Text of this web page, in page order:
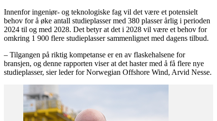
Innenfor ingeniør- og teknologiske fag vil det være et potensielt
behov for å øke antall studieplasser med 380 plasser årlig i perioden
2024 til og med 2028. Det betyr at det i 2028 vil være et behov for
omkring 1 900 flere studieplasser sammenlignet med dagens tilbud.
– Tilgangen på riktig kompetanse er en av flaskehalsene for
bransjen, og denne rapporten viser at det haster med å få flere nye
studieplasser, sier leder for Norwegian Offshore Wind, Arvid Nesse.